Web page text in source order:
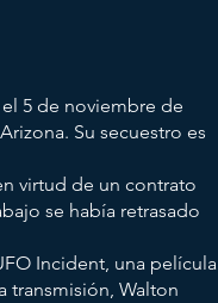
5 de noviembre de
Su secuestro es
virtud de un contrato
se había retrasado
Incident, una película
transmisión, Walton